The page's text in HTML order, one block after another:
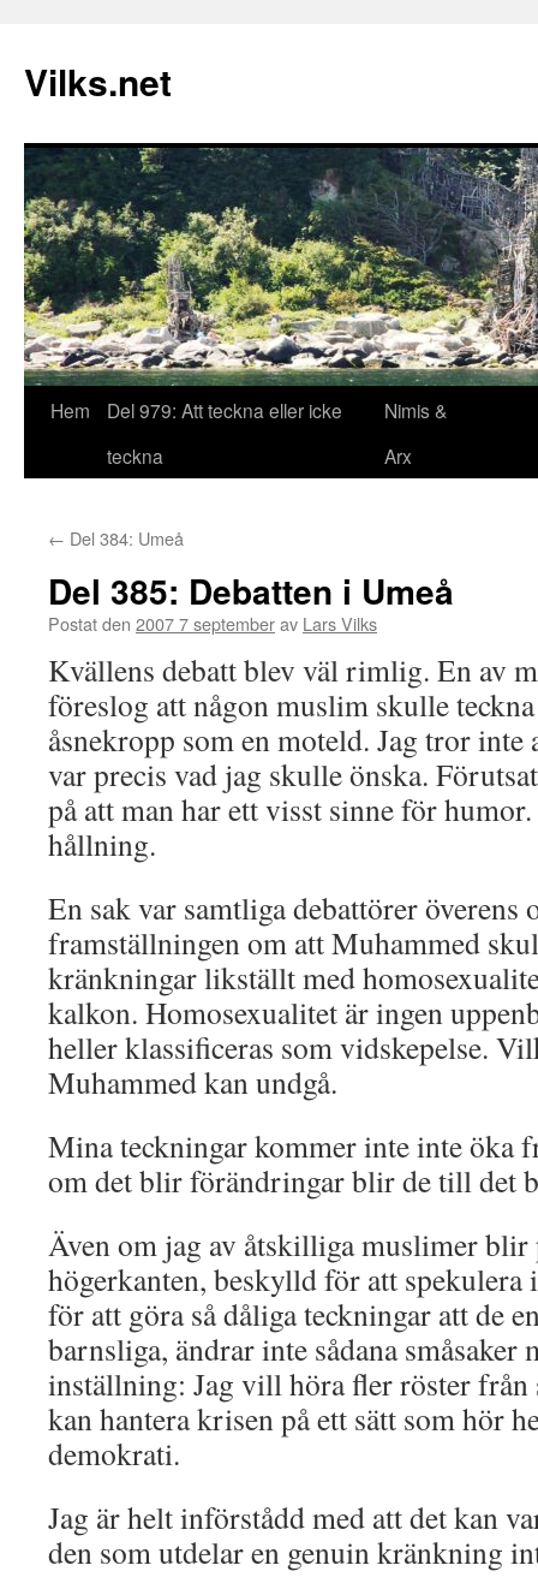
Vilks.net
Hoppa
Hem
Del 979: Att teckna eller icke
teckna
Nimis &
Arx
← Del 384: Umeå
Del 385: Debatten i Umeå
Postat den 2007 7 septemberav Lars Vilks
Kvällens debatt blev väl rimlig. En av
föreslog att någon muslim skulle
åsnekropp som en moteld. Jag tror inte
var precis vad jag skulle önska.
på att man har ett visst sinne för
hållning.
En sak var samtliga debattörer överens
framställningen om att Muhammed
kränkningar likställt med
kalkon. Homosexualitet är ingen
heller klassificeras som vidskepelse.
Muhammed kan undgå.
Mina teckningar kommer inte inte öka
om det blir förändringar blir de till det
Även om jag av åtskilliga muslimer blir
högerkanten, beskylld för att spekulera
för att göra så dåliga teckningar att de
barnsliga, ändrar inte sådana småsaker
inställning: Jag vill höra fler röster från
kan hantera krisen på ett sätt som hör
demokrati.
Jag är helt införstådd med att det kan
den som utdelar en genuin kränkning